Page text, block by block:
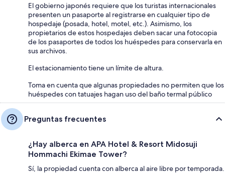
El gobierno japonés requiere que los turistas internacionales
presenten un pasaporte al registrarse en cualquier tipo de
hospedaje (posada, hotel, motel, etc.). Asimismo, los
propietarios de estos hospedajes deben sacar una fotocopia
de los pasaportes de todos los huéspedes para conservarla en
sus archivos.
El estacionamiento tiene un límite de altura.
Toma en cuenta que algunas propiedades no permiten que los
huéspedes con tatuajes hagan uso del baño termal público
Preguntas frecuentes
¿Hay alberca en APA Hotel & Resort Midosuji
Hommachi Ekimae Tower?
Sí, la propiedad cuenta con alberca al aire libre por temporada.